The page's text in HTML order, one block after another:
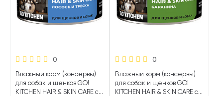
0
Влажный корм (консервы)
для собак и щенков GO!
KITCHEN HAIR & SKIN CARE с
0
Влажный корм (консервы)
для собак и щенков GO!
KITCHEN HAIR & SKIN CARE с